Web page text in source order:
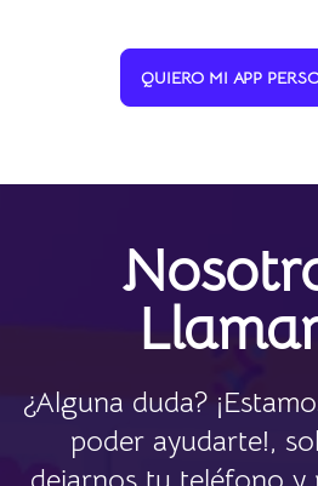
QUIERO MI APP
¿Alguna duda?
poder ayudarte!,